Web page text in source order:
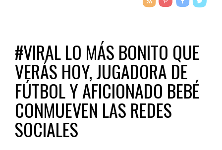
#VIRAL LO MÁS BONITO QUE
VERÁS HOY, JUGADORA DE
FÚTBOL Y AFICIONADO BEBÉ
CONMUEVEN LAS REDES
SOCIALES